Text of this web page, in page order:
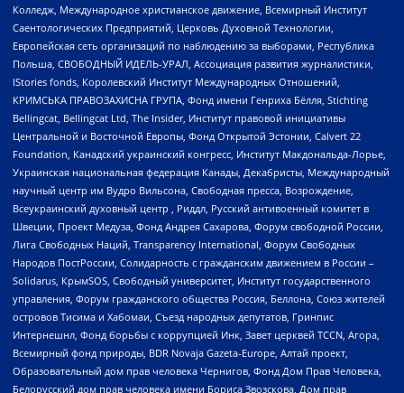
Колледж, Международное христианское движение, Всемирный Институт
Саентологических Предприятий, Церковь Духовной Технологии,
Европейская сеть организаций по наблюдению за выборами, Республика
Польша, СВОБОДНЫЙ ИДЕЛЬ-УРАЛ, Ассоциация развития журналистики,
IStories fonds, Королевский Институт Международных Отношений,
КРИМСЬКА ПРАВОЗАХИСНА ГРУПА, Фонд имени Генриха Бёлля, Stichting
Bellingcat, Bellingcat Ltd, The Insider, Институт правовой инициативы
Центральной и Восточной Европы, Фонд Открытой Эстонии, Calvert 22
Foundation, Канадский украинский конгресс, Институт Макдональда-Лорье,
Украинская национальная федерация Канады, Декабристы, Международный
научный центр им Вудро Вильсона, Свободная пресса, Возрождение,
Всеукраинский духовный центр , Риддл, Русский антивоенный комитет в
Швеции, Проект Медуза, Фонд Андрея Сахарова, Форум свободной России,
Лига Свободных Наций, Transparеncy International, Форум Свободных
Народов ПостРоссии, Солидарность с гражданским движением в России –
Solidarus, КрымSOS, Свободный университет, Институт государственного
управления, Форум гражданского общества Россия, Беллона, Союз жителей
островов Тисима и Хабомаи, Съезд народных депутатов, Гринпис
Интернешнл, Фонд борьбы с коррупцией Инк, Завет церквей TCCN, Агора,
Всемирный фонд природы, BDR Novaja Gazeta-Europe, Алтай проект,
Образовательный дом прав человека Чернигов, Фонд Дом Прав Человека,
Белорусский дом прав человека имени Бориса Звозскова, Дом прав